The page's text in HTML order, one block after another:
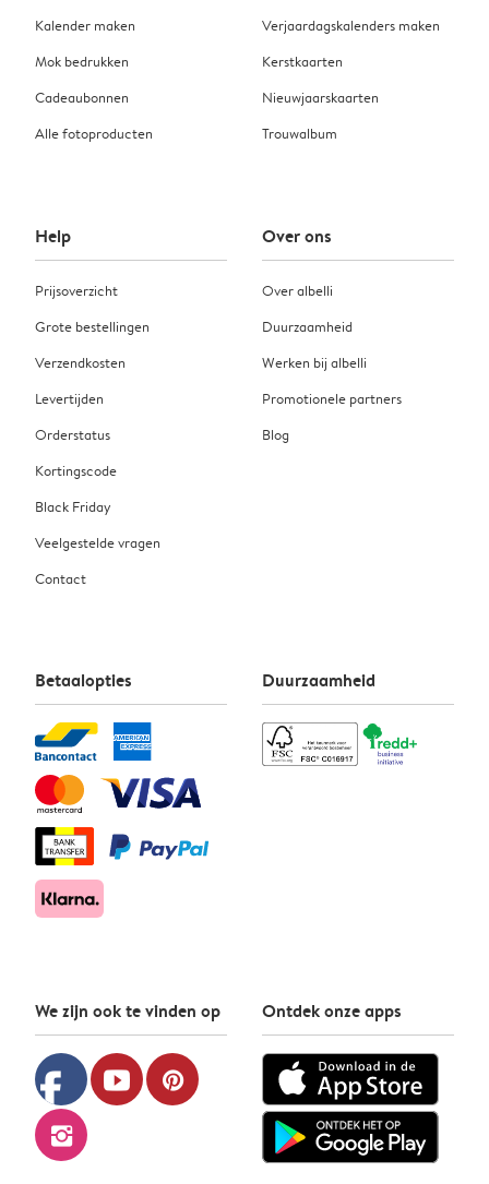
Kalender maken
Mok bedrukken
Cadeaubonnen
Alle fotoproducten
Verjaardagskalenders maken
Kerstkaarten
Nieuwjaarskaarten
Trouwalbum
Help
Prijsoverzicht
Grote bestellingen
Verzendkosten
Levertijden
Orderstatus
Kortingscode
Black Friday
Veelgestelde vragen
Contact
Over ons
Over albelli
Duurzaamheid
Werken bij albelli
Promotionele partners
Blog
Betaalopties Duurzaamheid
We zijn ook te vinden op
facebook youtube pinterest
instagram
Ontdek onze apps